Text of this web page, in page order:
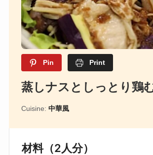
Pin Print
蒸しナスとしっとり鶏
Cuisine: 中華風
材料（2人分）